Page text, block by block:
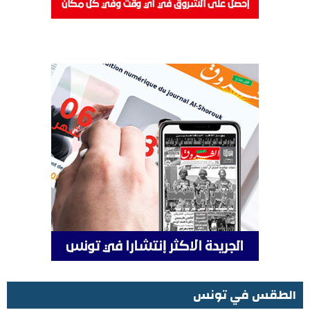
الطقس في تونس